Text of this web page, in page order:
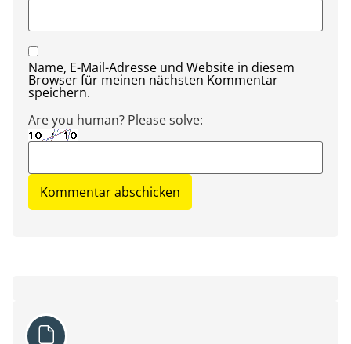
Name, E-Mail-Adresse und Website in diesem
Browser für meinen nächsten Kommentar
speichern.
Are you human? Please solve: